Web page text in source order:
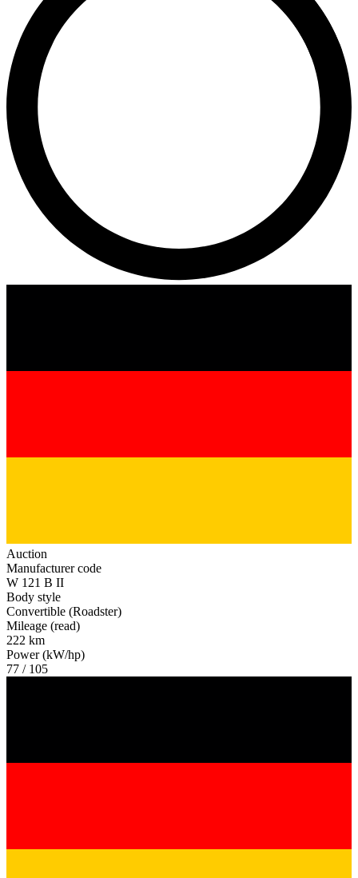
Auction
Manufacturer code
W 121 B II
Body style
Convertible (Roadster)
Mileage (read)
222 km
Power (kW/hp)
77 / 105